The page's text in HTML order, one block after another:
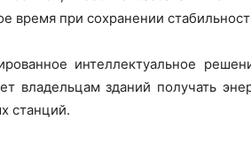
время при сохранении
интеллектуальное
владельцам зданий получать
станций.